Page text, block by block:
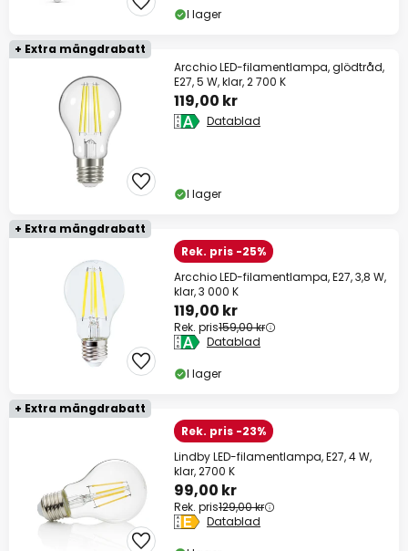
I lager
+ Extra mängdrabatt
Arcchio LED-filamentlampa, glödtråd,
E27, 5 W, klar, 2 700 K
119,00 kr
Datablad
I lager
+ Extra mängdrabatt
Rek. pris -25%
Arcchio LED-filamentlampa, E27, 3,8 W,
klar, 3 000 K
119,00 kr
Rek. pris159,00 kr
Datablad
I lager
+ Extra mängdrabatt
Rek. pris -23%
Lindby LED-filamentlampa, E27, 4 W,
klar, 2700 K
99,00 kr
Rek. pris129,00 kr
Datablad